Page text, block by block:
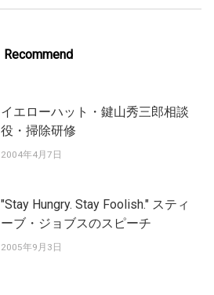
Recommend
イエローハット・鍵山秀三郎相談
役・掃除研修
2004年4月7日
"Stay Hungry. Stay Foolish." スティ
ーブ・ジョブスのスピーチ
2005年9月3日